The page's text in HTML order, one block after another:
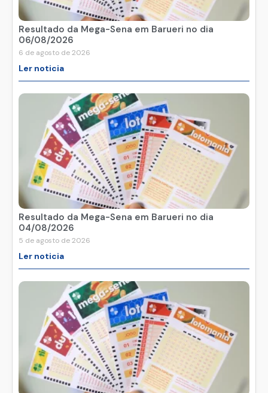
Resultado da Mega-Sena em Barueri no dia
06/08/2026
6 de agosto de 2026
Ler noticia
Resultado da Mega-Sena em Barueri no dia
04/08/2026
5 de agosto de 2026
Ler noticia